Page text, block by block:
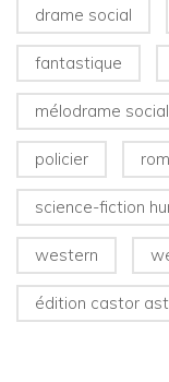
drame social
fantastique
mélodrame social
policier
science-fiction
western
édition castor